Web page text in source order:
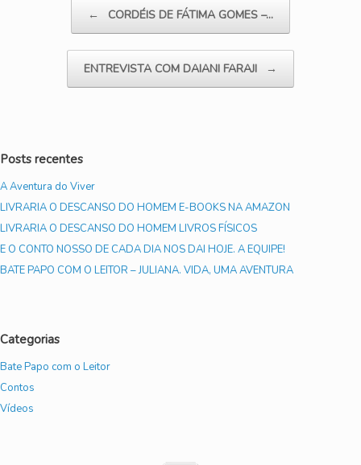
← CORDÉIS DE FÁTIMA GOMES –…
ENTREVISTA COM DAIANI FARAJI →
Posts recentes
A Aventura do Viver
LIVRARIA O DESCANSO DO HOMEM E-BOOKS NA AMAZON
LIVRARIA O DESCANSO DO HOMEM LIVROS FÍSICOS
E O CONTO NOSSO DE CADA DIA NOS DAI HOJE. A EQUIPE!
BATE PAPO COM O LEITOR – JULIANA. VIDA, UMA AVENTURA
Categorias
Bate Papo com o Leitor
Contos
Vídeos